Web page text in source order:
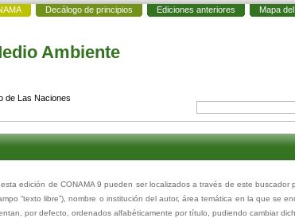
Decálogo de principios Ediciones anteriores Mapa
Ambiente
de Las Naciones
edición de CONAMA 9 pueden ser localizados a través de este buscador
“texto libre”), nombre o institución del autor, área temática en la que se
por defecto, ordenados alfabéticamente por título, pudiendo cambiar